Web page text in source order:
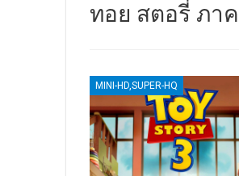
ทอย สตอรี่ ภา
MINI-HD,SUPER-HQ